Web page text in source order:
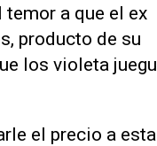
a que el ex
producto de su
los violeta
el precio a